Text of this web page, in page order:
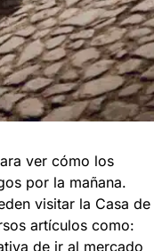
ver cómo los
por la mañana.
visitar la Casa de
artículos como:
de ir al mercado